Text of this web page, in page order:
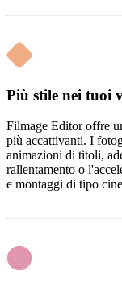
Più stile nei tuoi
Filmage Editor offre
più accattivanti. I
animazioni di titoli,
rallentamento o
e montaggi di tipo